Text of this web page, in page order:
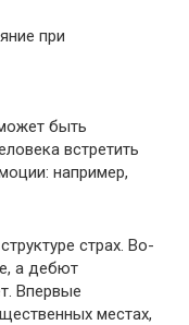
быть
встретить
например,
страх. Во-
а дебют
Впервые
местах,